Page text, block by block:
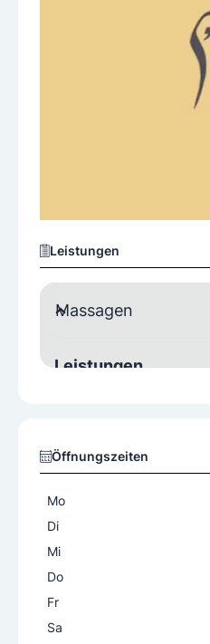
Leistungen
Massagen
Leistungen
Bindegewebsmassage
Ganzkörpermassage
Cranio Sacrale
ge, Lymphdrainage,
Öffnungszeiten
Mo
Di
Mi
Do
Fr
Sa